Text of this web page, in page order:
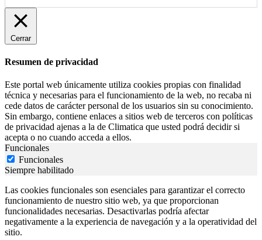
Cerrar
Resumen de privacidad
Este portal web únicamente utiliza cookies propias con finalidad
técnica y necesarias para el funcionamiento de la web, no recaba ni
cede datos de carácter personal de los usuarios sin su conocimiento.
Sin embargo, contiene enlaces a sitios web de terceros con políticas
de privacidad ajenas a la de Climatica que usted podrá decidir si
acepta o no cuando acceda a ellos.
Funcionales
Funcionales
Siempre habilitado
Las cookies funcionales son esenciales para garantizar el correcto
funcionamiento de nuestro sitio web, ya que proporcionan
funcionalidades necesarias. Desactivarlas podría afectar
negativamente a la experiencia de navegación y a la operatividad del
sitio.